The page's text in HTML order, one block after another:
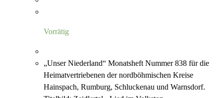
Vorrätig
„Unser Niederland“ Monatsheft Nummer 838 für die
Heimatvertriebenen der nordböhmischen Kreise
Hainspach, Rumburg, Schluckenau und Warnsdorf.